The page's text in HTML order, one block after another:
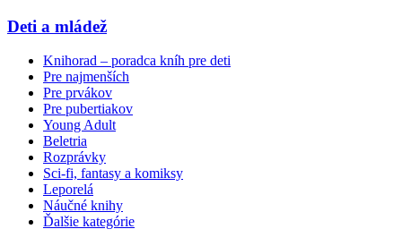
Deti a mládež
Knihorad – poradca kníh pre deti
Pre najmenších
Pre prvákov
Pre pubertiakov
Young Adult
Beletria
Rozprávky
Sci-fi, fantasy a komiksy
Leporelá
Náučné knihy
Ďalšie kategórie